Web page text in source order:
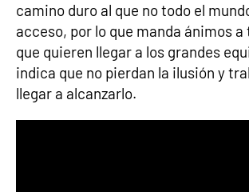
camino duro al que no todo el
acceso, por lo que manda ánimos a
que quieren llegar a los grandes
indica que no pierdan la ilusión y
llegar a alcanzarlo.